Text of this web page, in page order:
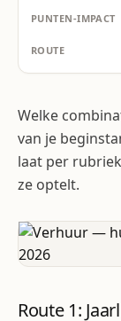
Welke
van je
laat per
ze optelt.
Route 1: